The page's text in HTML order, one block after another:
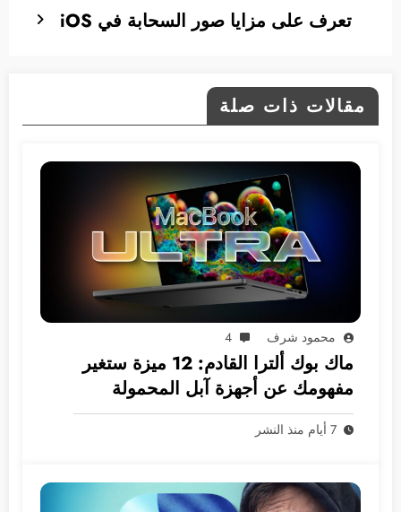
تعرف على مزايا صور السحابة في iOS
مقالات ذات صلة
محمود شرف 4
ماك بوك ألترا القادم: 12 ميزة ستغير
مفهومك عن أجهزة آبل المحمولة
7 أيام منذ النشر